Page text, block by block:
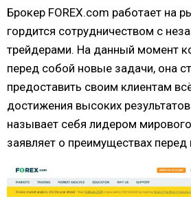
Брокер FOREX.com работает на
гордится сотрудничеством с
трейдерами. На данный момент
перед собой новые задачи, она
предоставить своим клиентам
достижения высоких
называет себя лидером
заявляет о преимуществах перед